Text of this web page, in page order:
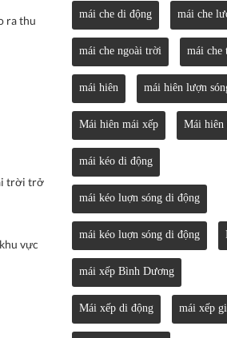
ra thu
trời trở
vực
mái che di động mái che
mái che ngoài trời mái che
mái hiên mái hiên lượn
Mái hiên mái xếp Mái hiên
mái kéo di động
mái kéo luợn sóng di động
mái kéo luợn sóng di động
mái xếp Bình Dương
Mái xếp di động mái xếp